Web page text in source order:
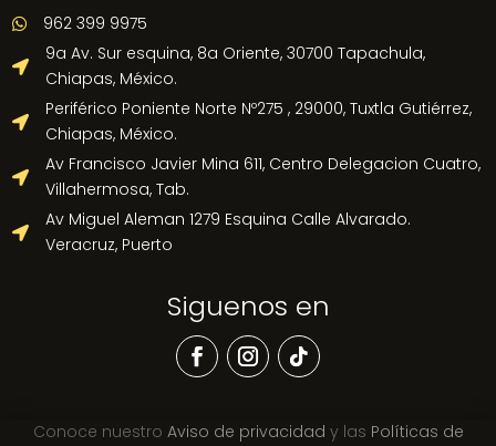
 962 399 9975

9a Av. Sur esquina, 8a Oriente, 30700 Tapachula,
Chiapas, México.

Periférico Poniente Norte Nº275 , 29000, Tuxtla Gutiérrez,
Chiapas, México.

Av Francisco Javier Mina 611, Centro Delegacion Cuatro,
Villahermosa, Tab.

Av Miguel Aleman 1279 Esquina Calle Alvarado.
Veracruz, Puerto
Siguenos en
Conoce nuestro Aviso de privacidad y las Políticas de